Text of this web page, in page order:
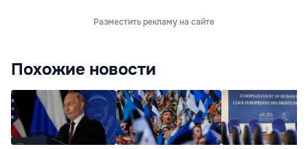
Разместить рекламу на сайте
Похожие новости